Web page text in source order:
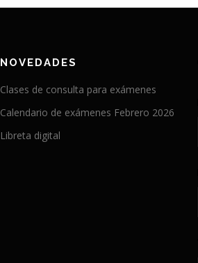
NOVEDADES
Clases de consulta para exámenes
Calendario de exámenes Febrero 2026
Libreta digital